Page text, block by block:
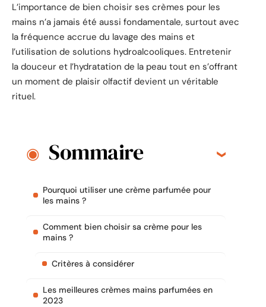
L’importance de bien choisir ses crèmes pour les
mains n’a jamais été aussi fondamentale, surtout avec
la fréquence accrue du lavage des mains et
l’utilisation de solutions hydroalcooliques. Entretenir
la douceur et l’hydratation de la peau tout en s’offrant
un moment de plaisir olfactif devient un véritable
rituel.
Sommaire
Pourquoi utiliser une crème parfumée pour
les mains ?
Comment bien choisir sa crème pour les
mains ?
Critères à considérer
Les meilleures crèmes mains parfumées en
2023